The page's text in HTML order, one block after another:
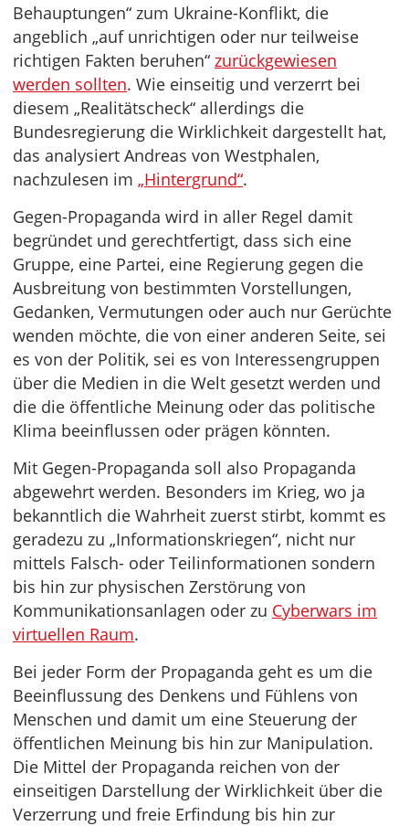
Behauptungen“ zum Ukraine-Konflikt, die
angeblich „auf unrichtigen oder nur teilweise
richtigen Fakten beruhen“ zurückgewiesen
werden sollten. Wie einseitig und verzerrt bei
diesem „Realitätscheck“ allerdings die
Bundesregierung die Wirklichkeit dargestellt hat,
das analysiert Andreas von Westphalen,
nachzulesen im „Hintergrund“.
Gegen-Propaganda wird in aller Regel damit
begründet und gerechtfertigt, dass sich eine
Gruppe, eine Partei, eine Regierung gegen die
Ausbreitung von bestimmten Vorstellungen,
Gedanken, Vermutungen oder auch nur Gerüchte
wenden möchte, die von einer anderen Seite, sei
es von der Politik, sei es von Interessengruppen
über die Medien in die Welt gesetzt werden und
die die öffentliche Meinung oder das politische
Klima beeinflussen oder prägen könnten.
Mit Gegen-Propaganda soll also Propaganda
abgewehrt werden. Besonders im Krieg, wo ja
bekanntlich die Wahrheit zuerst stirbt, kommt es
geradezu zu „Informationskriegen“, nicht nur
mittels Falsch- oder Teilinformationen sondern
bis hin zur physischen Zerstörung von
Kommunikationsanlagen oder zu Cyberwars im
virtuellen Raum.
Bei jeder Form der Propaganda geht es um die
Beeinflussung des Denkens und Fühlens von
Menschen und damit um eine Steuerung der
öffentlichen Meinung bis hin zur Manipulation.
Die Mittel der Propaganda reichen von der
einseitigen Darstellung der Wirklichkeit über die
Verzerrung und freie Erfindung bis hin zur